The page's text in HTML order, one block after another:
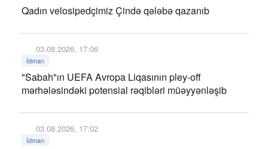
Qadın velosipedçimiz Çində qələbə qazanıb
03.08.2026, 17:06
İdman
"Sabah"ın UEFA Avropa Liqasının pley-off
mərhələsindəki potensial rəqibləri müəyyənləşib
03.08.2026, 17:02
İdman